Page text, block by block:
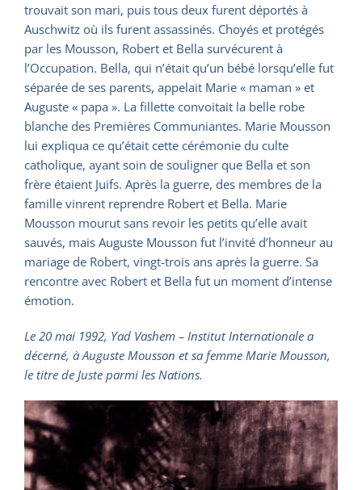
trouvait son mari, puis tous deux furent déportés à
Auschwitz où ils furent assassinés. Choyés et protégés
par les Mousson, Robert et Bella survécurent à
l’Occupation. Bella, qui n’était qu’un bébé lorsqu’elle fut
séparée de ses parents, appelait Marie « maman » et
Auguste « papa ». La fillette convoitait la belle robe
blanche des Premières Communiantes. Marie Mousson
lui expliqua ce qu’était cette cérémonie du culte
catholique, ayant soin de souligner que Bella et son
frère étaient Juifs. Après la guerre, des membres de la
famille vinrent reprendre Robert et Bella. Marie
Mousson mourut sans revoir les petits qu’elle avait
sauvés, mais Auguste Mousson fut l’invité d’honneur au
mariage de Robert, vingt-trois ans après la guerre. Sa
rencontre avec Robert et Bella fut un moment d’intense
émotion.
Le 20 mai 1992, Yad Vashem – Institut Internationale a
décerné, à Auguste Mousson et sa femme Marie Mousson,
le titre de Juste parmi les Nations.